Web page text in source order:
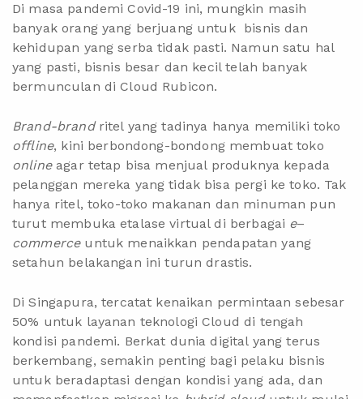
Di masa pandemi Covid-19 ini, mungkin masih
banyak orang yang berjuang untuk bisnis dan
kehidupan yang serba tidak pasti. Namun satu hal
yang pasti, bisnis besar dan kecil telah banyak
bermunculan di Cloud Rubicon.
Brand-brand ritel yang tadinya hanya memiliki toko
offline, kini berbondong-bondong membuat toko
onlineagar tetap bisa menjual produknya kepada
pelanggan mereka yang tidak bisa pergi ke toko. Tak
hanya ritel, toko-toko makanan dan minuman pun
turut membuka etalase virtual di berbagai e–
commerceuntuk menaikkan pendapatan yang
setahun belakangan ini turun drastis.
Di Singapura, tercatat kenaikan permintaan sebesar
50% untuk layanan teknologi Cloud di tengah
kondisi pandemi. Berkat dunia digital yang terus
berkembang, semakin penting bagi pelaku bisnis
untuk beradaptasi dengan kondisi yang ada, dan